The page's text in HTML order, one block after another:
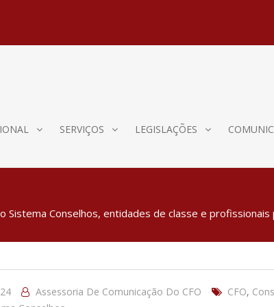
SERVIÇOS LEGISLAÇÕES
Sistema Conselhos, entidades de classe e
Assessoria De Comunicação Do CFO CFO,